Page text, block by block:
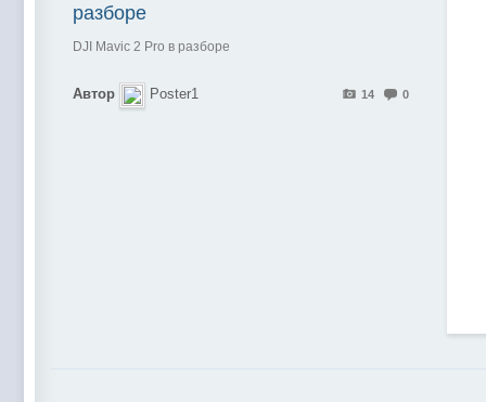
разборе
DJI Mavic 2 Pro в разборе
14 0
Автор Poster1